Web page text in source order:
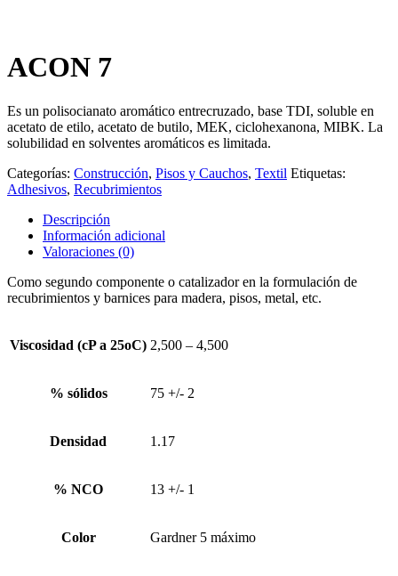
ACON 7
Es un polisocianato aromático entrecruzado, base TDI, soluble en
acetato de etilo, acetato de butilo, MEK, ciclohexanona, MIBK. La
solubilidad en solventes aromáticos es limitada.
Categorías: Construcción, Pisos y Cauchos, Textil Etiquetas:
Adhesivos, Recubrimientos
Descripción
Información adicional
Valoraciones (0)
Como segundo componente o catalizador en la formulación de
recubrimientos y barnices para madera, pisos, metal, etc.
Viscosidad (cP a 25oC) 2,500 – 4,500
% sólidos 75 +/- 2
Densidad 1.17
% NCO 13 +/- 1
Color Gardner 5 máximo